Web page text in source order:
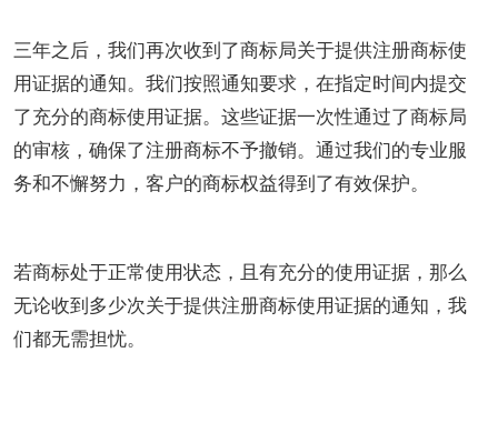
三年之后，我们再次收到了商标局关于提供注册商标使
用证据的通知。我们按照通知要求，在指定时间内提交
了充分的商标使用证据。这些证据一次性通过了商标局
的审核，确保了注册商标不予撤销。通过我们的专业服
务和不懈努力，客户的商标权益得到了有效保护。
若商标处于正常使用状态，且有充分的使用证据，那么
无论收到多少次关于提供注册商标使用证据的通知，我
们都无需担忧。